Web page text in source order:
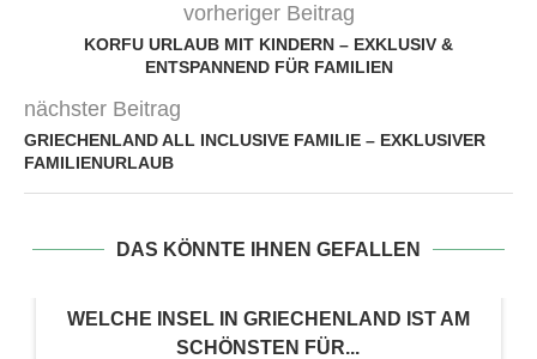
vorheriger Beitrag
KORFU URLAUB MIT KINDERN – EXKLUSIV &
ENTSPANNEND FÜR FAMILIEN
nächster Beitrag
GRIECHENLAND ALL INCLUSIVE FAMILIE – EXKLUSIVER
FAMILIENURLAUB
DAS KÖNNTE IHNEN GEFALLEN
WELCHE INSEL IN GRIECHENLAND IST AM
SCHÖNSTEN FÜR...